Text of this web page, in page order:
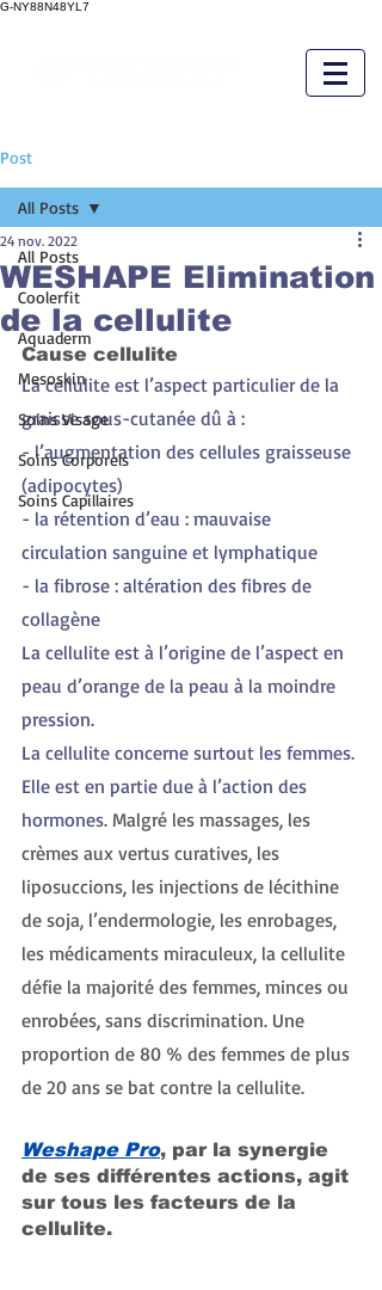
G-NY88N48YL7
Post
All Posts
Coolerfit
Aquaderm
Mesoskin
Soins Visage
Soins Corporels
Soins Capillaires
All Posts
WESHAPE Elimination
de la cellulite
24 nov. 2022
Cause cellulite
La cellulite est l’aspect particulier de la
graisse sous-cutanée dû à :
- l’augmentation des cellules graisseuse
(adipocytes)
- la rétention d’eau : mauvaise
circulation sanguine et lymphatique
- la fibrose : altération des fibres de
collagène
La cellulite est à l’origine de l’aspect en
peau d’orange de la peau à la moindre
pression.
La cellulite concerne surtout les femmes.
Elle est en partie due à l’action des
hormones. Malgré les massages, les
crèmes aux vertus curatives, les
liposuccions, les injections de lécithine
de soja, l’endermologie, les enrobages,
les médicaments miraculeux, la cellulite
défie la majorité des femmes, minces ou
enrobées, sans discrimination. Une
proportion de 80 % des femmes de plus
de 20 ans se bat contre la cellulite.
Weshape Pro, par la synergie
de ses différentes actions, agit
sur tous les facteurs de la
cellulite.